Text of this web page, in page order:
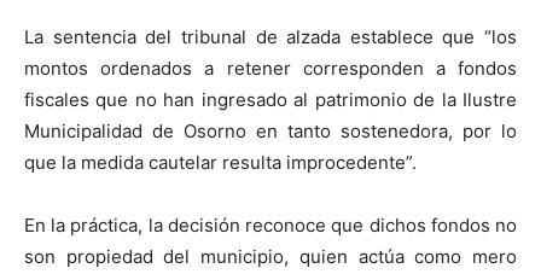
La sentencia del tribunal de alzada establece que “los
montos ordenados a retener corresponden a fondos
fiscales que no han ingresado al patrimonio de la Ilustre
Municipalidad de Osorno en tanto sostenedora, por lo
que la medida cautelar resulta improcedente”.
En la práctica, la decisión reconoce que dichos fondos no
son propiedad del municipio, quien actúa como mero